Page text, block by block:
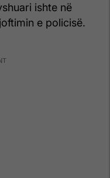
ishte në
e policisë.